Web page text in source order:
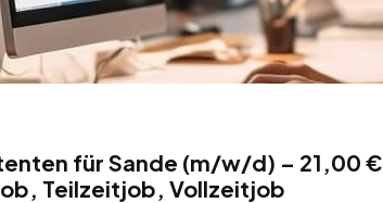
für Sande (m/w/d) – 21,00 €
Teilzeitjob, Vollzeitjob